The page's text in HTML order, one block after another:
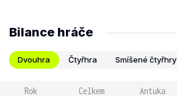
Bilance hráče
Dvouhra Čtyřhra Smíšené čtyřhry
Rok Celkem Antuka